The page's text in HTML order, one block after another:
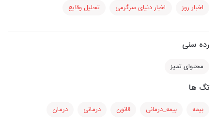
اخبار روز اخبار دنیای سرگرمی تحلیل وقایع
رده سنی
محتوای تمیز
تگ ها
بیمه بیمه_درمانی قانون درمانی درمان